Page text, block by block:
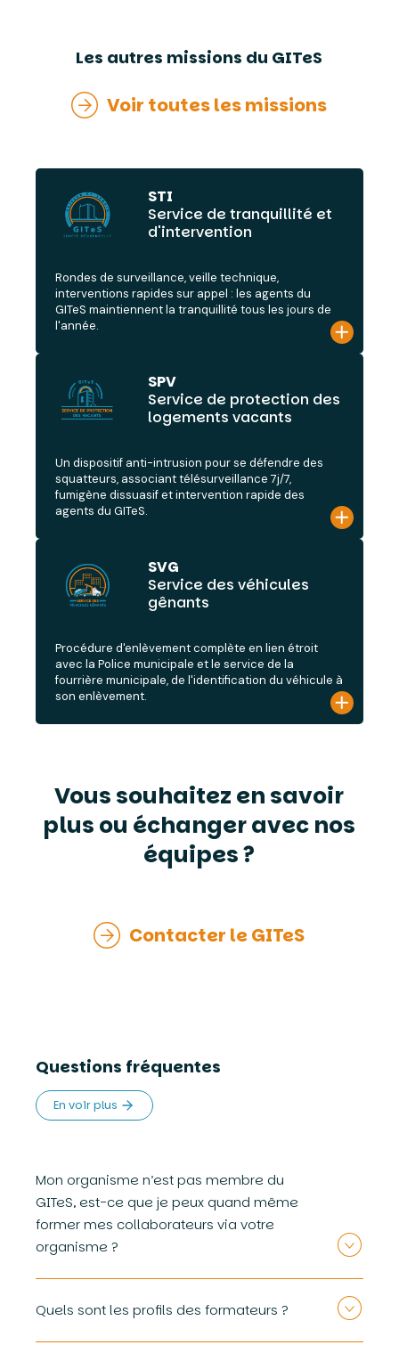
Les autres missions du GITeS
Voir toutes les missions
Voir toutes les missions
STI
Service de tranquillité et
d'intervention
Rondes de surveillance, veille technique,
interventions rapides sur appel : les agents du
GITeS maintiennent la tranquillité tous les jours de
l'année.
SPV
Service de protection des
logements vacants
Un dispositif anti-intrusion pour se défendre des
squatteurs, associant télésurveillance 7j/7,
fumigène dissuasif et intervention rapide des
agents du GITeS.
SVG
Service des véhicules
gênants
Procédure d'enlèvement complète en lien étroit
avec la Police municipale et le service de la
fourrière municipale, de l'identification du véhicule à
son enlèvement.
Vous souhaitez en savoir
plus ou échanger avec nos
équipes ?
Contacter le GITeS
Contacter le GITeS
Questions fréquentes
En voir plus
Mon organisme n’est pas membre du
GITeS, est-ce que je peux quand même
former mes collaborateurs via votre
organisme ?
Seuls les membres du groupement ont la possibilité
Quels sont les profils des formateurs ?